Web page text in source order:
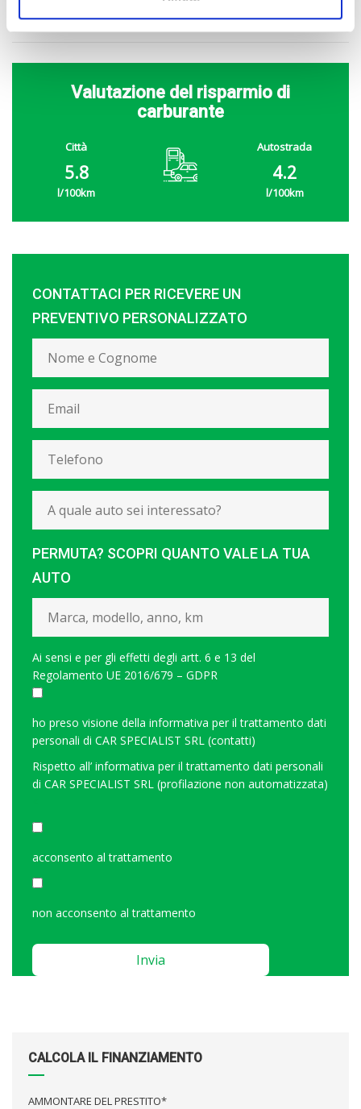
EQUIPAGGIAMENTO
Valutazione del risparmio di
carburante
Città
5.8
Autostrada
4.2
CONTATTACI PER RICEVERE UN
PREVENTIVO PERSONALIZZATO
PERMUTA? SCOPRI QUANTO VALE LA TUA
AUTO
Ai sensi e per gli effetti degli artt. 6 e 13 del
Regolamento UE 2016/679 – GDPR
ho preso visione della informativa per il trattamento dati
personali di CAR SPECIALIST SRL (contatti)
Rispetto all’ informativa per il trattamento dati personali
di CAR SPECIALIST SRL (profilazione non automatizzata)
acconsento al trattamento
non acconsento al trattamento
this
CALCOLA IL FINANZIAMENTO
AMMONTARE DEL PRESTITO*